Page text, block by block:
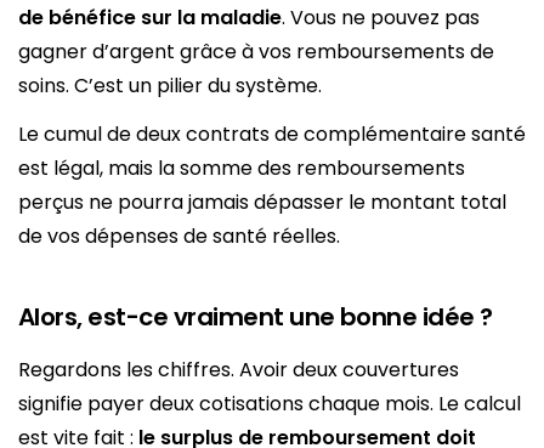
de bénéfice sur la maladie. Vous ne pouvez pas
gagner d’argent grâce à vos remboursements de
soins. C’est un pilier du système.
Le cumul de deux contrats de complémentaire santé
est légal, mais la somme des remboursements
perçus ne pourra jamais dépasser le montant total
de vos dépenses de santé réelles.
Alors, est-ce vraiment une bonne idée ?
Regardons les chiffres. Avoir deux couvertures
signifie payer deux cotisations chaque mois. Le calcul
est vite fait : le surplus de remboursement doit